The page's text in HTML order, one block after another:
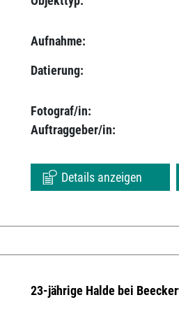
Aufnahme:
Datierung:
Fotograf/in:
Auftraggeber/in:
Details anzeigen
23-jährige Halde bei